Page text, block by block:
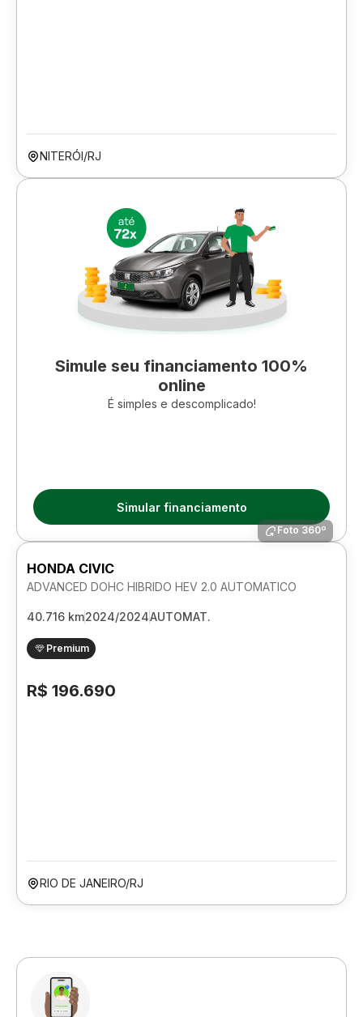
NITERÓI/RJ
Simule seu financiamento 100%
online
É simples e descomplicado!
Simular financiamento
Foto 360º
HONDA CIVIC
ADVANCED DOHC HIBRIDO HEV 2.0 AUTOMATICO
40.716 km2024/2024AUTOMAT.
Premium
R$ 196.690
RIO DE JANEIRO/RJ